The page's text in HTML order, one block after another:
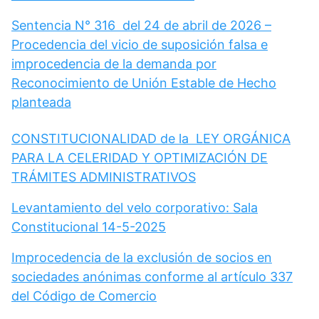
Sentencia N° 316 del 24 de abril de 2026 –
Procedencia del vicio de suposición falsa e
improcedencia de la demanda por
Reconocimiento de Unión Estable de Hecho
planteada
CONSTITUCIONALIDAD de la LEY ORGÁNICA
PARA LA CELERIDAD Y OPTIMIZACIÓN DE
TRÁMITES ADMINISTRATIVOS
Levantamiento del velo corporativo: Sala
Constitucional 14-5-2025
Improcedencia de la exclusión de socios en
sociedades anónimas conforme al artículo 337
del Código de Comercio